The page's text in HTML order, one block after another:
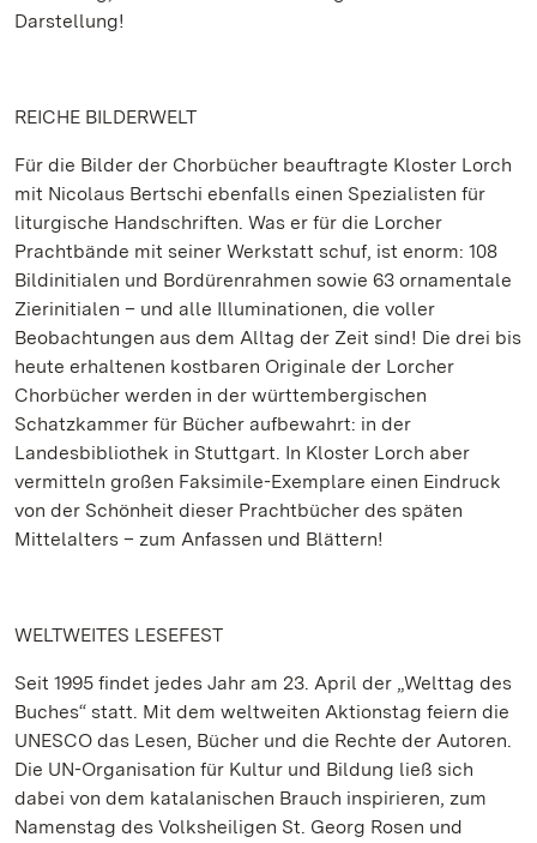
Darstellung!
REICHE BILDERWELT
Für die Bilder der Chorbücher beauftragte Kloster Lorch
mit Nicolaus Bertschi ebenfalls einen Spezialisten für
liturgische Handschriften. Was er für die Lorcher
Prachtbände mit seiner Werkstatt schuf, ist enorm: 108
Bildinitialen und Bordürenrahmen sowie 63 ornamentale
Zierinitialen – und alle Illuminationen, die voller
Beobachtungen aus dem Alltag der Zeit sind! Die drei bis
heute erhaltenen kostbaren Originale der Lorcher
Chorbücher werden in der württembergischen
Schatzkammer für Bücher aufbewahrt: in der
Landesbibliothek in Stuttgart. In Kloster Lorch aber
vermitteln großen Faksimile-Exemplare einen Eindruck
von der Schönheit dieser Prachtbücher des späten
Mittelalters – zum Anfassen und Blättern!
WELTWEITES LESEFEST
Seit 1995 findet jedes Jahr am 23. April der „Welttag des
Buches“ statt. Mit dem weltweiten Aktionstag feiern die
UNESCO das Lesen, Bücher und die Rechte der Autoren.
Die UN-Organisation für Kultur und Bildung ließ sich
dabei von dem katalanischen Brauch inspirieren, zum
Namenstag des Volksheiligen St. Georg Rosen und